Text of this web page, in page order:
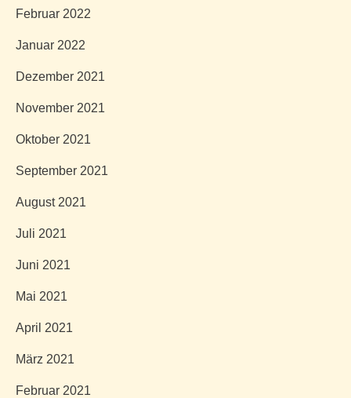
Februar 2022
Januar 2022
Dezember 2021
November 2021
Oktober 2021
September 2021
August 2021
Juli 2021
Juni 2021
Mai 2021
April 2021
März 2021
Februar 2021